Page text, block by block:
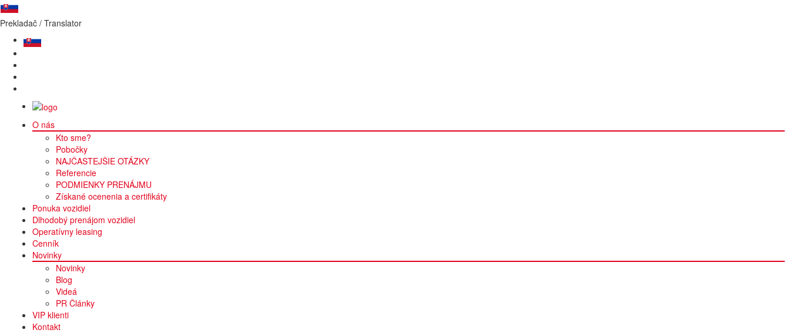
Prekladač / Translator
O nás
Kto sme?
Pobočky
NAJČASTEJŠIE OTÁZKY
Referencie
PODMIENKY PRENÁJMU
Získané ocenenia a certifikáty
Ponuka vozidiel
Dlhodobý prenájom vozidiel
Operatívny leasing
Cenník
Novinky
Novinky
Blog
Videá
PR Články
VIP klienti
Kontakt
Domov
Ponuka vozidiel
Mercedes-Benz GLE 350d 4matic
Kategória: SÚV
zobraziť fotografie
Výbava
Výbava: navigačný systém, cúvacia kamera, automatická klimatizácia, ABS, ASR, ESP, posilovač riadenia, alarm, centrálne zamykanie,
elektrické ovládanie predných a zadných okien, autorádio s MP3, navigácia, lakťová opierka, USB, adaptívny tempomat